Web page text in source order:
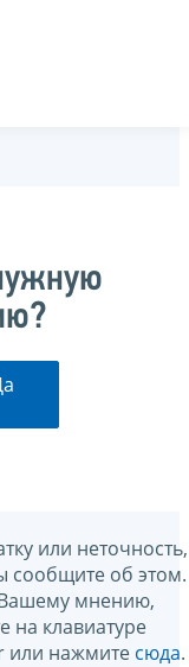
или неточность,
сообщите об этом.
Вашему мнению,
на клавиатуре
или нажмите сюда.